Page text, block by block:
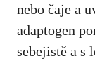
nebo čaje a
adaptogen
sebejistě a s